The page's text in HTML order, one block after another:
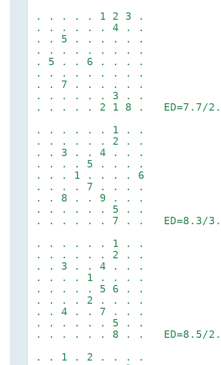
. . . . . 1 2 3 .
. . . . . . 4 . .
. . 5 . . . . . .
. . . . . . . . .
. 5 . . 6 . . . .
. . . . . . . . .
. . 7 . . . . . .
. . . . . . 3 . .
. . . . . 2 1 8 . ED=7.7/
. . . . . . 1 . .
. . . . . . 2 . .
. . 3 . . 4 . . .
. . . . 5 . . . .
. . . 1 . . . . 6
. . . . 7 . . . .
. . 8 . . 9 . . .
. . . . . . 5 . .
. . . . . . 7 . . ED=8.3/
. . . . . . 1 . .
. . . . . . 2 . .
. . 3 . . 4 . . .
. . . . 1 . . . .
. . . . . 5 6 . .
. . . . 2 . . . .
. . 4 . . 7 . . .
. . . . . . 5 . .
. . . . . . 8 . . ED=8.5/
. . 1 . 2 . . . .